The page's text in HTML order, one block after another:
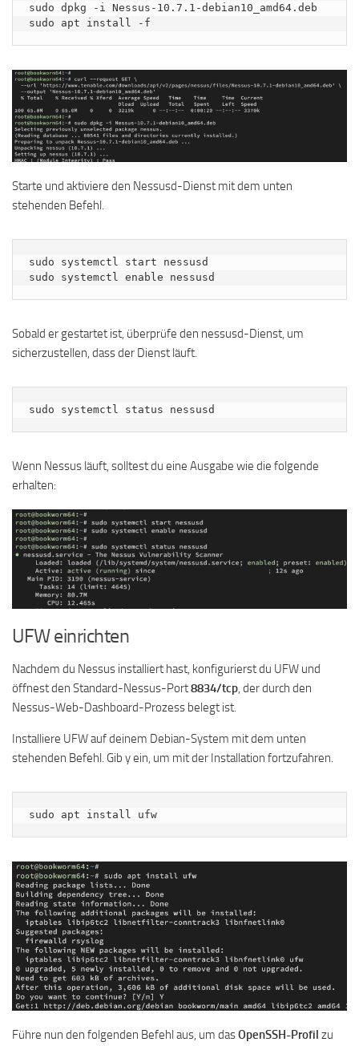
sudo dpkg -i Nessus-10.7.1-debian10_amd64.deb
sudo apt install -f
Starte und aktiviere den Nessusd-Dienst mit dem unten
stehenden Befehl.
sudo systemctl start nessusd
sudo systemctl enable nessusd
Sobald er gestartet ist, überprüfe den nessusd-Dienst, um
sicherzustellen, dass der Dienst läuft.
sudo systemctl status nessusd
Wenn Nessus läuft, solltest du eine Ausgabe wie die folgende
erhalten:
UFW einrichten
Nachdem du Nessus installiert hast, konfigurierst du UFW und
öffnest den Standard-Nessus-Port8834/tcp, der durch den
Nessus-Web-Dashboard-Prozess belegt ist.
Installiere UFW auf deinem Debian-System mit dem unten
stehenden Befehl. Gib y ein, um mit der Installation fortzufahren.
sudo apt install ufw
Führe nun den folgenden Befehl aus, um dasOpenSSH-Profil zu